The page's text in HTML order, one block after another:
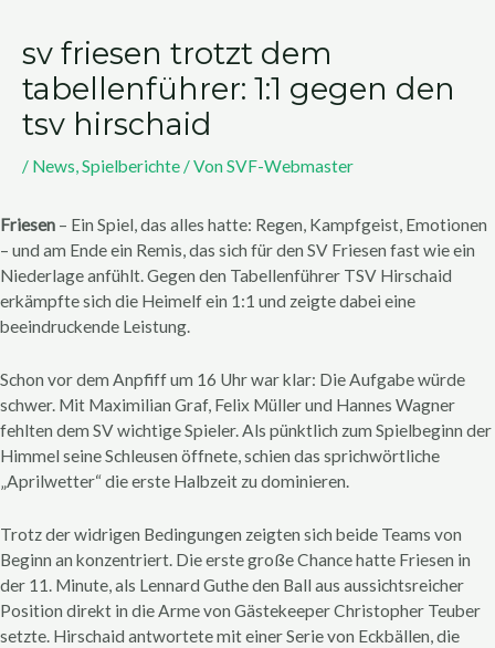
sv friesen trotzt dem
tabellenführer: 1:1 gegen den
tsv hirschaid
/ News,Spielberichte / VonSVF-Webmaster
Friesen – Ein Spiel, das alles hatte: Regen, Kampfgeist, Emotionen
– und am Ende ein Remis, das sich für den SV Friesen fast wie ein
Niederlage anfühlt. Gegen den Tabellenführer TSV Hirschaid
erkämpfte sich die Heimelf ein 1:1 und zeigte dabei eine
beeindruckende Leistung.
Schon vor dem Anpfiff um 16 Uhr war klar: Die Aufgabe würde
schwer. Mit Maximilian Graf, Felix Müller und Hannes Wagner
fehlten dem SV wichtige Spieler. Als pünktlich zum Spielbeginn der
Himmel seine Schleusen öffnete, schien das sprichwörtliche
„Aprilwetter“ die erste Halbzeit zu dominieren.
Trotz der widrigen Bedingungen zeigten sich beide Teams von
Beginn an konzentriert. Die erste große Chance hatte Friesen in
der 11. Minute, als Lennard Guthe den Ball aus aussichtsreicher
Position direkt in die Arme von Gästekeeper Christopher Teuber
setzte. Hirschaid antwortete mit einer Serie von Eckbällen, die